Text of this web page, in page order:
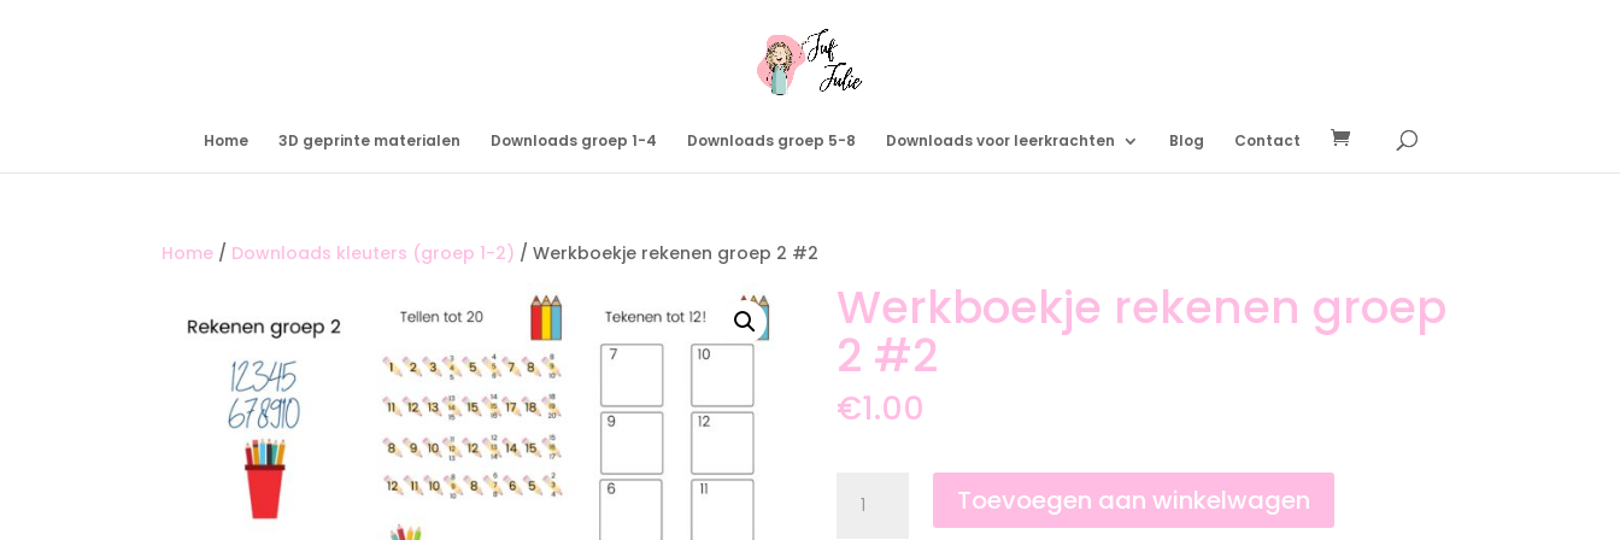
Home 3D geprinte materialen Downloads groep 1-4 Downloads groep 5-8 Downloads voor leerkrachten Blog Contact
Home / Downloads kleuters (groep 1-2) / Werkboekje rekenen groep 2 #2
Werkboekje rekenen groep
2 #2
€1.00
rekenen
Toevoegen aan winkelwagen